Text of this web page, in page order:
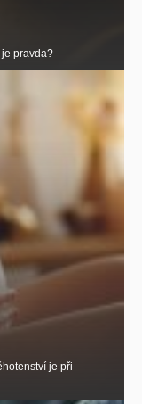
je pravda?
je při